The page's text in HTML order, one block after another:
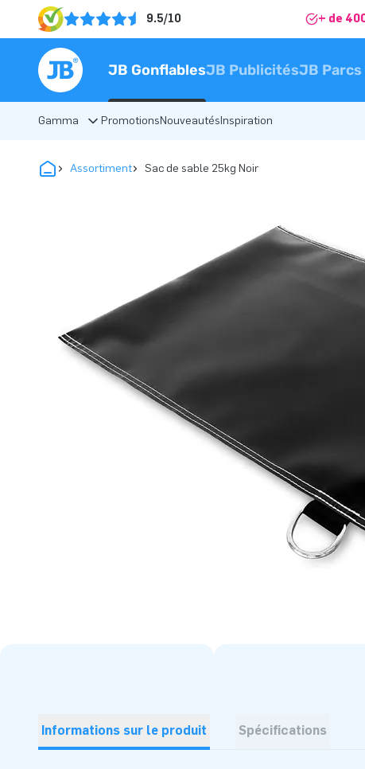
9.5/10 + de
JB GonflablesJB PublicitésJB
Gamma PromotionsNouveautésInspiration
Assortiment Sac de sable 25kg Noir
Informations sur le produit Spécifications